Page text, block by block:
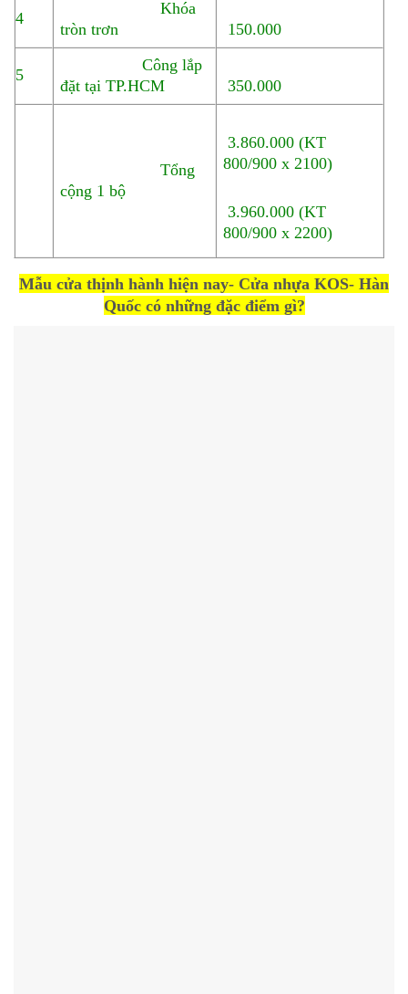
4
Khóa
tròn trơn
150.000
5
Công lắp
đặt tại TP.HCM
350.000
Tổng
cộng 1 bộ
3.860.000 (KT
800/900 x 2100)
3.960.000 (KT
800/900 x 2200)
Mẫu cửa thịnh hành hiện nay- Cửa nhựa KOS- Hàn
Quốc có những đặc điểm gì?